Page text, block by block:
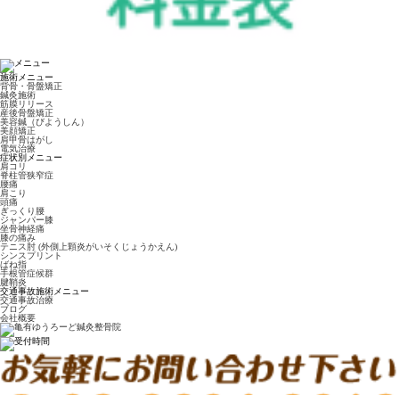
施術メニュー
背骨・骨盤矯正
鍼灸施術
筋膜リリース
産後骨盤矯正
美容鍼（びようしん）
美顔矯正
肩甲骨はがし
電気治療
症状別メニュー
肩コリ
脊柱管狭窄症
腰痛
肩こり
頭痛
ぎっくり腰
ジャンパー膝
坐骨神経痛
膝の痛み
テニス肘 (外側上顆炎がいそくじょうかえん)
シンスプリント
ばね指
手根管症候群
腱鞘炎
交通事故施術メニュー
交通事故治療
ブログ
会社概要